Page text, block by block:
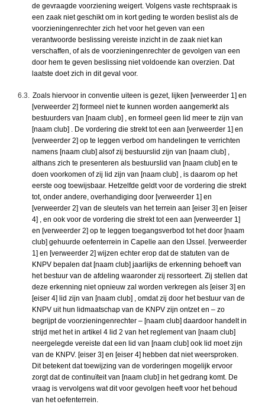
de gevraagde voorziening weigert. Volgens vaste rechtspraak is
een zaak niet geschikt om in kort geding te worden beslist als de
voorzieningenrechter zich het voor het geven van een
verantwoorde beslissing vereiste inzicht in de zaak niet kan
verschaffen, of als de voorzieningenrechter de gevolgen van een
door hem te geven beslissing niet voldoende kan overzien. Dat
laatste doet zich in dit geval voor.
6.3. Zoals hiervoor in conventie uiteen is gezet, lijken [verweerder 1] en
[verweerder 2] formeel niet te kunnen worden aangemerkt als
bestuurders van [naam club] , en formeel geen lid meer te zijn van
[naam club] . De vordering die strekt tot een aan [verweerder 1] en
[verweerder 2] op te leggen verbod om handelingen te verrichten
namens [naam club] alsof zij bestuurslid zijn van [naam club] ,
althans zich te presenteren als bestuurslid van [naam club] en te
doen voorkomen of zij lid zijn van [naam club] , is daarom op het
eerste oog toewijsbaar. Hetzelfde geldt voor de vordering die strekt
tot, onder andere, overhandiging door [verweerder 1] en
[verweerder 2] van de sleutels van het terrein aan [eiser 3] en [eiser
4] , en ook voor de vordering die strekt tot een aan [verweerder 1]
en [verweerder 2] op te leggen toegangsverbod tot het door [naam
club] gehuurde oefenterrein in Capelle aan den IJssel. [verweerder
1] en [verweerder 2] wijzen echter erop dat de statuten van de
KNPV bepalen dat [naam club] jaarlijks de erkenning behoeft van
het bestuur van de afdeling waaronder zij ressorteert. Zij stellen dat
deze erkenning niet opnieuw zal worden verkregen als [eiser 3] en
[eiser 4] lid zijn van [naam club] , omdat zij door het bestuur van de
KNPV uit hun lidmaatschap van de KNPV zijn ontzet en – zo
begrijpt de voorzieningenrechter – [naam club] daardoor handelt in
strijd met het in artikel 4 lid 2 van het reglement van [naam club]
neergelegde vereiste dat een lid van [naam club] ook lid moet zijn
van de KNPV. [eiser 3] en [eiser 4] hebben dat niet weersproken.
Dit betekent dat toewijzing van de vorderingen mogelijk ervoor
zorgt dat de continuïteit van [naam club] in het gedrang komt. De
vraag is vervolgens wat dit voor gevolgen heeft voor het behoud
van het oefenterrein.